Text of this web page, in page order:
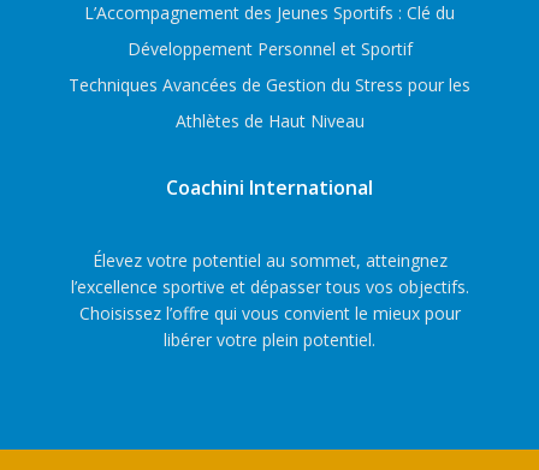
L’Accompagnement des Jeunes Sportifs : Clé du
Développement Personnel et Sportif
Techniques Avancées de Gestion du Stress pour les
Athlètes de Haut Niveau
Coachini International
Élevez votre potentiel au sommet, atteingnez
l’excellence sportive et dépasser tous vos objectifs.
Choisissez l’offre qui vous convient le mieux pour
libérer votre plein potentiel.